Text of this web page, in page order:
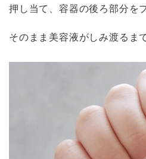
押し当て、容器の後ろ部分を
そのまま美容液がしみ渡るま